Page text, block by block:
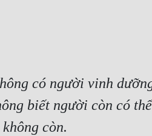
có người vinh
biết người còn có thể
còn.